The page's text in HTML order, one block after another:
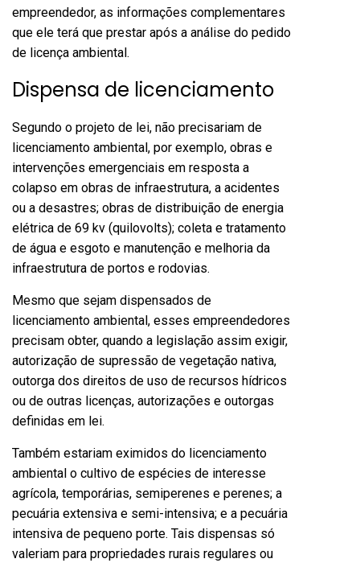
empreendedor, as informações complementares
que ele terá que prestar após a análise do pedido
de licença ambiental.
Dispensa de licenciamento
Segundo o projeto de lei, não precisariam de
licenciamento ambiental, por exemplo, obras e
intervenções emergenciais em resposta a
colapso em obras de infraestrutura, a acidentes
ou a desastres; obras de distribuição de energia
elétrica de 69 kv (quilovolts); coleta e tratamento
de água e esgoto e manutenção e melhoria da
infraestrutura de portos e rodovias.
Mesmo que sejam dispensados de
licenciamento ambiental, esses empreendedores
precisam obter, quando a legislação assim exigir,
autorização de supressão de vegetação nativa,
outorga dos direitos de uso de recursos hídricos
ou de outras licenças, autorizações e outorgas
definidas em lei.
Também estariam eximidos do licenciamento
ambiental o cultivo de espécies de interesse
agrícola, temporárias, semiperenes e perenes; a
pecuária extensiva e semi-intensiva; e a pecuária
intensiva de pequeno porte. Tais dispensas só
valeriam para propriedades rurais regulares ou